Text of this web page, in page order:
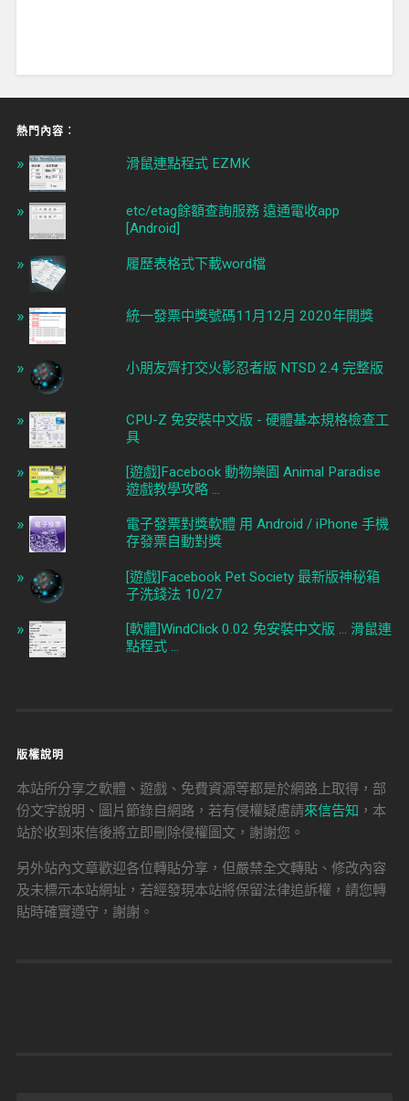
熱門內容︰
滑鼠連點程式 EZMK
etc/etag餘額查詢服務 遠通電收app
[Android]
履歷表格式下載word檔
統一發票中獎號碼11月12月 2020年開獎
小朋友齊打交火影忍者版 NTSD 2.4 完整版
CPU-Z 免安裝中文版 - 硬體基本規格檢查工
具
[遊戲]Facebook 動物樂園 Animal Paradise
遊戲教學攻略 ...
電子發票對獎軟體 用 Android / iPhone 手機
存發票自動對獎
[遊戲]Facebook Pet Society 最新版神秘箱
子洗錢法 10/27
[軟體]WindClick 0.02 免安裝中文版 ... 滑鼠連
點程式 ...
版權說明
本站所分享之軟體、遊戲、免費資源等都是於網路上取得，部
份文字說明、圖片節錄自網路，若有侵權疑慮請來信告知 ，本
站於收到來信後將立即刪除侵權圖文，謝謝您。
另外站內文章歡迎各位轉貼分享，但嚴禁全文轉貼、修改內容
及未標示本站網址，若經發現本站將保留法律追訴權，請您轉
貼時確實遵守，謝謝。